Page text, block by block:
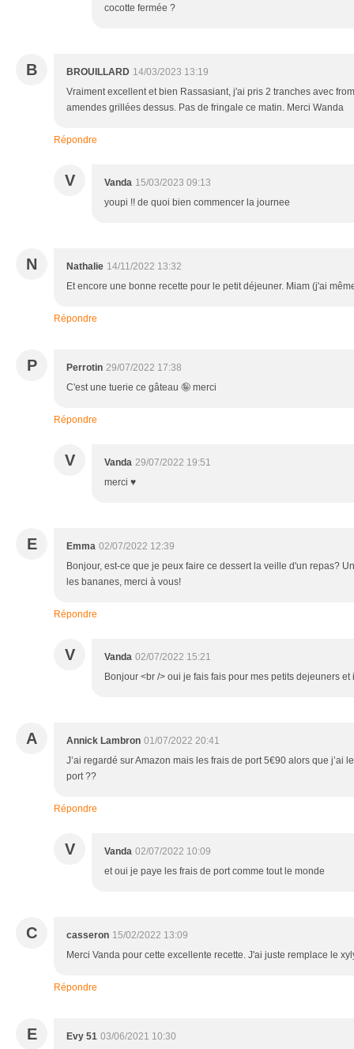
cocotte fermée ?
B BROUILLARD 14/03/2023 13:19
Vraiment excellent et bien Rassasiant, j'ai pris 2 tranches avec
amendes grillées dessus. Pas de fringale ce matin. Merci Wanda
Répondre
V Vanda 15/03/2023 09:13
youpi !! de quoi bien commencer la journee
N Nathalie 14/11/2022 13:32
Et encore une bonne recette pour le petit déjeuner. Miam (j'ai
Répondre
P Perrotin 29/07/2022 17:38
C'est une tuerie ce gâteau 🤪 merci
Répondre
V Vanda 29/07/2022 19:51
merci ♥
E Emma 02/07/2022 12:39
Bonjour, est-ce que je peux faire ce dessert la veille d'un repas?
les bananes, merci à vous!
Répondre
V Vanda 02/07/2022 15:21
Bonjour <br /> oui je fais fais pour mes petits dejeuners
A Annick Lambron 01/07/2022 20:41
J’ai regardé sur Amazon mais les frais de port 5€90 alors que j’ai
port ??
Répondre
V Vanda 02/07/2022 10:09
et oui je paye les frais de port comme tout le monde
C casseron 15/02/2022 13:09
Merci Vanda pour cette excellente recette. J'ai juste remplace le
Répondre
E Evy 51 03/06/2021 10:30